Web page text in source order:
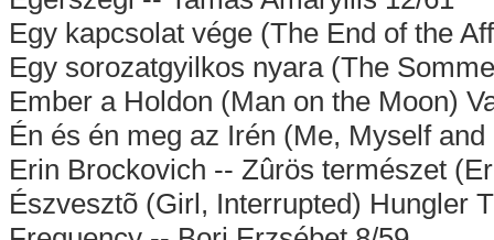
Egy kapcsolat vége (The End of the
Egy sorozatgyilkos nyara (The
Ember a Holdon (Man on the Moon)
Én és én meg az Irén (Me, Myself
Erin Brockovich -- Zûrös természet
Észvesztõ (Girl, Interrupted) Hungler